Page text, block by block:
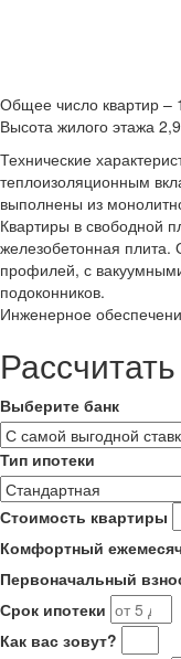
Общее число квартир –
Высота жилого этажа
Технические
теплоизоляционным
выполнены из
Квартиры в свободной
железобетонная плита.
профилей, с
подоконников.
Инженерное
Выберите банк
Тип ипотеки
Стоимость квартиры
Комфортный
Первоначальный
Срок ипотеки
Как вас зовут?